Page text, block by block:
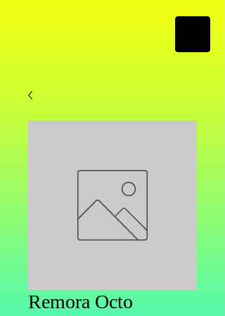
Remora Octo